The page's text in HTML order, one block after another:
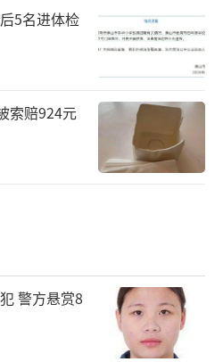
年来对中小成本电影的
片以侨批文化、华侨记
口，进一步强化了当代
国情怀与文化根脉的情感
明，真正能够穿透市场
值得珍视的路径。（责任
5名进体检
索赔924元
警方悬赏8